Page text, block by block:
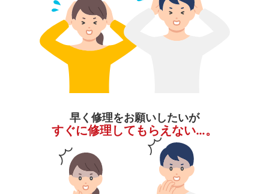
早く修理をお願いしたいが
すぐに修理してもらえない…。